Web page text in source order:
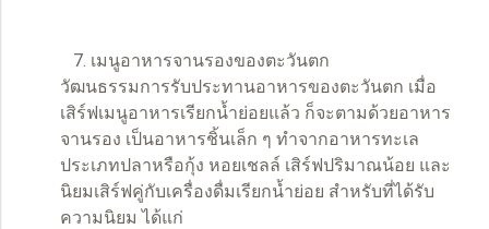
7. เมนูอาหารจานรองของตะวันตก
วัฒนธรรมการรับประทานอาหารของตะวันตก เมื่อ
เสิร์ฟเมนูอาหารเรียกน้ำย่อยแล้ว ก็จะตามด้วยอาหาร
จานรอง เป็นอาหารชิ้นเล็ก ๆ ทำจากอาหารทะเล
ประเภทปลาหรือกุ้ง หอยเชลล์ เสิร์ฟปริมาณน้อย และ
นิยมเสิร์ฟคู่กับเครื่องดื่มเรียกน้ำย่อย สำหรับที่ได้รับ
ความนิยม ได้แก่